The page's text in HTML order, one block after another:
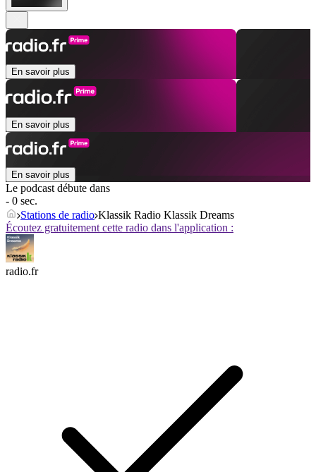
En savoir plus
En savoir plus
En savoir plus
Le podcast débute dans
- 0 sec.
Stations de radio Klassik Radio Klassik Dreams
Écoutez gratuitement cette radio dans l'application :
radio.fr